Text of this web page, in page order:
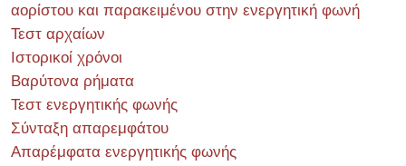
αορίστου και παρακειμένου στην ενεργητική φωνή
Τεστ αρχαίων
Ιστορικοί χρόνοι
Βαρύτονα ρήματα
Τεστ ενεργητικής φωνής
Σύνταξη απαρεμφάτου
Απαρέμφατα ενεργητικής φωνής